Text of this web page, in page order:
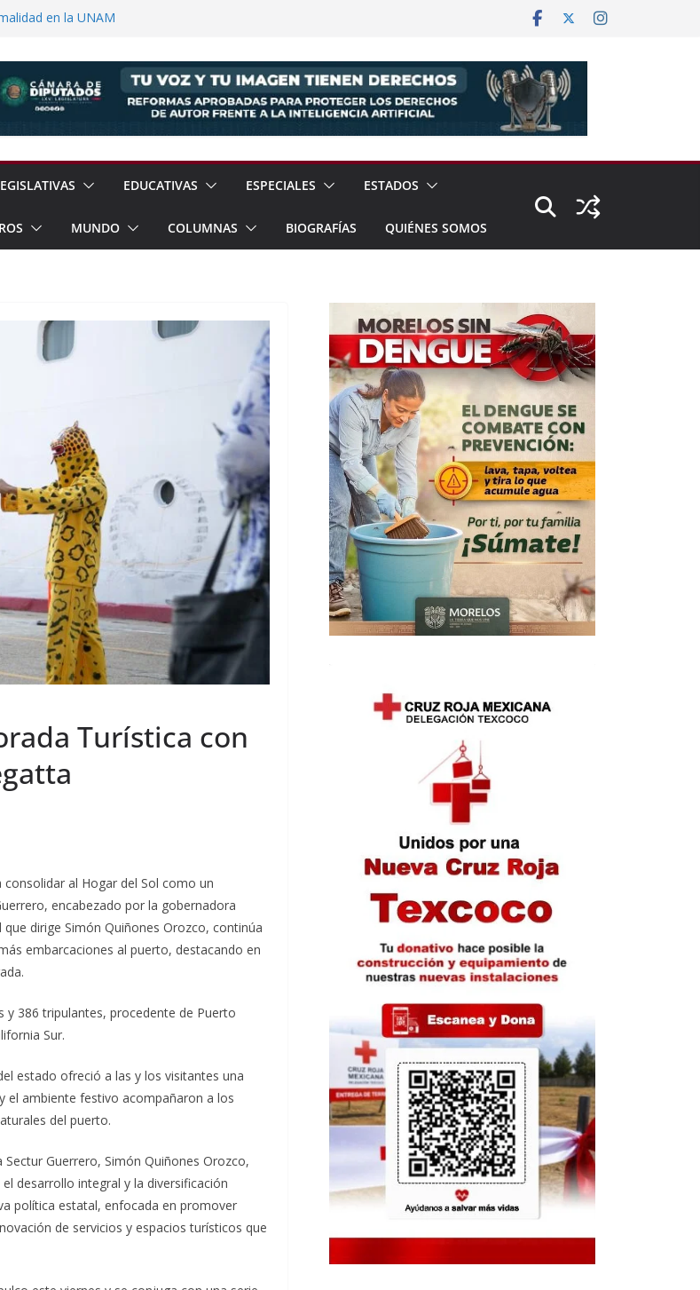
en la UNAM
Visitantes en Baja
EDUCATIVAS ESPECIALES ESTADOS
MUNDO COLUMNAS BIOGRAFÍAS QUIÉNES SOMOS
Turística con
al Hogar del Sol como un
encabezado por la gobernadora
dirige Simón Quiñones Orozco, continúa
embarcaciones al puerto, destacando en
y 386 tripulantes, procedente de Puerto
Sur.
estado ofreció a las y los visitantes una
el ambiente festivo acompañaron a los
del puerto.
Guerrero, Simón Quiñones Orozco,
desarrollo integral y la diversificación
política estatal, enfocada en promover
de servicios y espacios turísticos que